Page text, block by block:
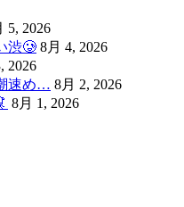
5, 2026
渋🥲 8月 4, 2026
2026
速め… 8月 2, 2026
8月 1, 2026